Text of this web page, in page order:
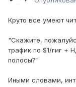
Круто все умеют
"Скажите,
трафик по $1/гиг +
полосы?"
Иными словами,